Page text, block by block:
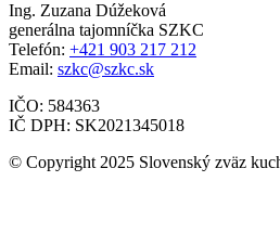
Ing. Zuzana Dúžeková
generálna tajomníčka SZKC
Telefón: +421 903 217 212
Email: szkc@szkc.sk
IČO: 584363
IČ DPH: SK2021345018
© Copyright 2025 Slovenský zväz